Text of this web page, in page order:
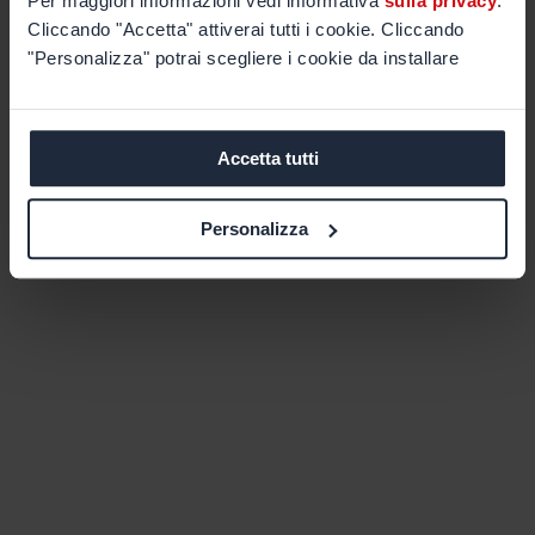
Cliccando "Accetta" attiverai tutti i cookie. Cliccando
"Personalizza" potrai scegliere i cookie da installare
Accetta tutti
Personalizza